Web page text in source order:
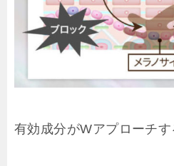
有効成分がWアプローチす